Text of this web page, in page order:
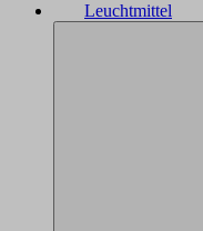
Leuchtmittel